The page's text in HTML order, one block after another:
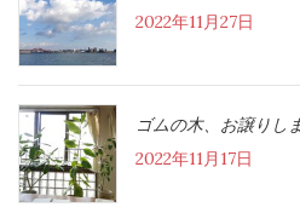
2022年11月27日
ゴムの木、お譲りし
2022年11月17日